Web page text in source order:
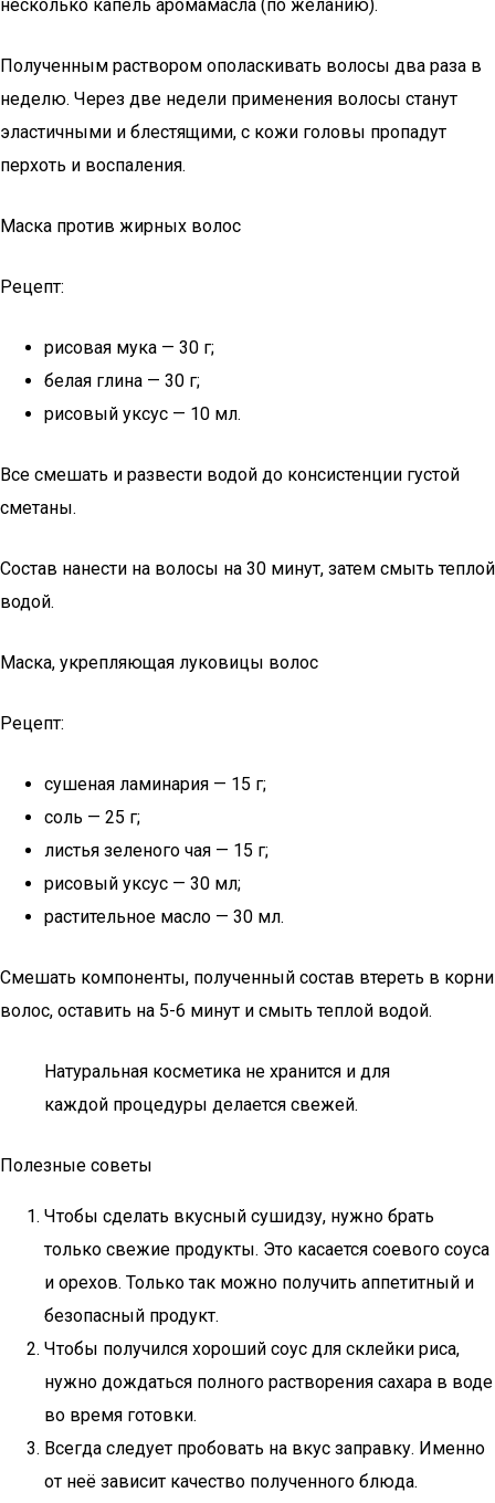
несколько капель аромамасла (по желанию).
Полученным раствором ополаскивать волосы два раза в
неделю. Через две недели применения волосы станут
эластичными и блестящими, с кожи головы пропадут
перхоть и воспаления.
Маска против жирных волос
Рецепт:
рисовая мука — 30 г;
белая глина — 30 г;
рисовый уксус — 10 мл.
Все смешать и развести водой до консистенции густой
сметаны.
Состав нанести на волосы на 30 минут, затем смыть теплой
водой.
Маска, укрепляющая луковицы волос
Рецепт:
сушеная ламинария — 15 г;
соль — 25 г;
листья зеленого чая — 15 г;
рисовый уксус — 30 мл;
растительное масло — 30 мл.
Смешать компоненты, полученный состав втереть в корни
волос, оставить на 5-6 минут и смыть теплой водой.
Натуральная косметика не хранится и для
каждой процедуры делается свежей.
Полезные советы
Чтобы сделать вкусный сушидзу, нужно брать
только свежие продукты. Это касается соевого соуса
и орехов. Только так можно получить аппетитный и
безопасный продукт.
Чтобы получился хороший соус для склейки риса,
нужно дождаться полного растворения сахара в воде
во время готовки.
Всегда следует пробовать на вкус заправку. Именно
от неё зависит качество полученного блюда.